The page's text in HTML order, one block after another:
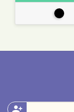
مشکی
person_add